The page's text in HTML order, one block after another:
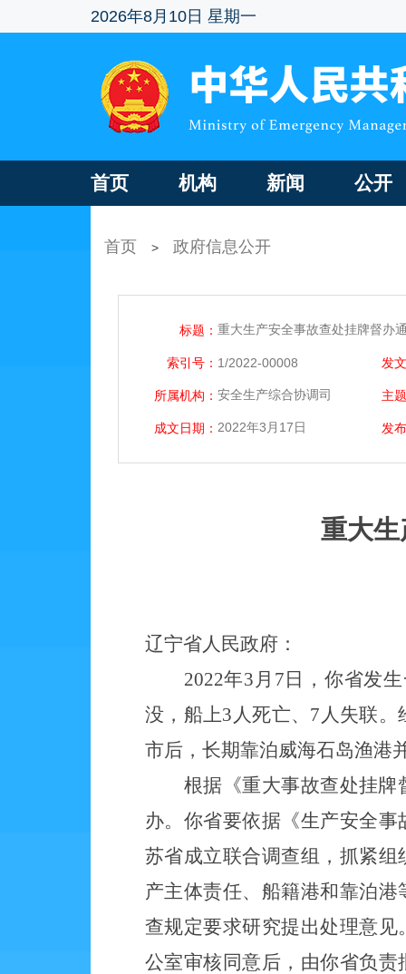
2026年8月10日 星期一
首页 机构 新闻 公开
首页 > 政府信息公开
标题： 重大生产安全事故查处挂牌督办
索引号： 1/2022-00008 发
所属机构： 安全生产综合协调司 主
成文日期： 2022年3月17日 发
重大
辽宁省人民政府：
2022年3月7日，你省发
没，船上3人死亡、7人失联
市后，长期靠泊威海石岛渔港
根据《重大事故查处挂
办。你省要依据《生产安全事
苏省成立联合调查组，抓紧
产主体责任、船籍港和靠泊
查规定要求研究提出处理意
公室审核同意后，由你省负